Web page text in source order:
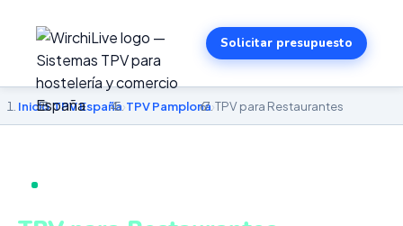
Solicitar presupuesto
Inicio›TPV España›TPV Pamplona›TPV para Restaurantes